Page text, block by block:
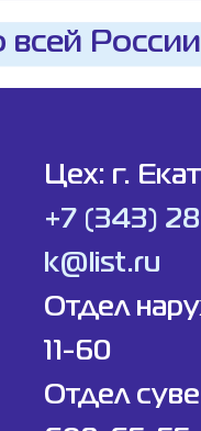
всей
Цех: г.
+7 (343)
k@list.ru
Отдел
11-60
Отдел